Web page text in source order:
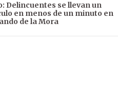
Delincuentes se llevan un
en menos de un minuto en
de la Mora